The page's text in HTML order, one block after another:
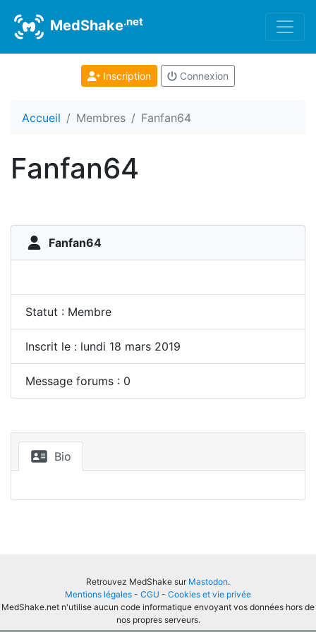
MedShake.net
Inscription Connexion
Accueil Membres Fanfan64
Fanfan64
Fanfan64
Statut : Membre
Inscrit le : lundi 18 mars 2019
Message forums : 0
Bio
Retrouvez MedShake sur Mastodon.
Mentions légales - CGU - Cookies et vie privée
MedShake.net n'utilise aucun code informatique envoyant vos données hors de
nos propres serveurs.